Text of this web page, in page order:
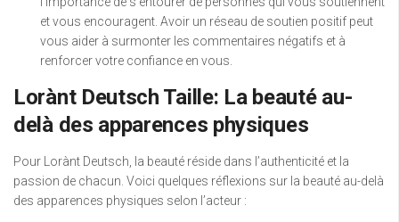
et vous encouragent. Avoir un réseau de soutien positif peut
vous aider à surmonter les commentaires négatifs et à
renforcer votre confiance en vous.
Lorànt Deutsch Taille: La beauté au-
delà des apparences physiques
Pour Lorànt Deutsch, la beauté réside dans l’authenticité et la
passion de chacun. Voici quelques réflexions sur la beauté au-delà
des apparences physiques selon l’acteur :